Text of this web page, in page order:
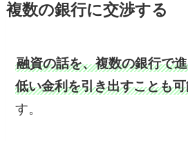
複数の銀行に交渉する
融資の話を、複数の銀行で
低い金利を引き出すことも
す。